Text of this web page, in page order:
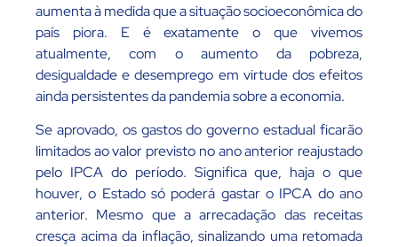
aumenta à medida que a situação socioeconômica do
país piora. E é exatamente o que vivemos
atualmente, com o aumento da pobreza,
desigualdade e desemprego em virtude dos efeitos
ainda persistentes da pandemia sobre a economia.
Se aprovado, os gastos do governo estadual ficarão
limitados ao valor previsto no ano anterior reajustado
pelo IPCA do período. Significa que, haja o que
houver, o Estado só poderá gastar o IPCA do ano
anterior. Mesmo que a arrecadação das receitas
cresça acima da inflação, sinalizando uma retomada